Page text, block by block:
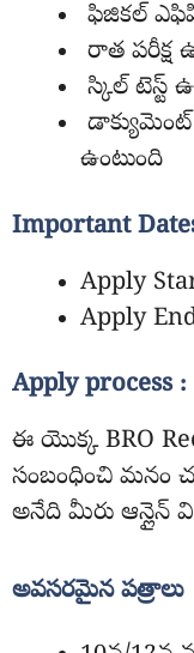
ఫిజికల్
రాత పరీక్ష
స్కిల్ టెస్ట్
ఉంటుంది
Important
Apply
Apply
Apply process :
ఈ యొక్క BRO
సంబంధించి మనం
అనేది మీరు ఆన్లైన్
అవసరమైన పత్రాలు